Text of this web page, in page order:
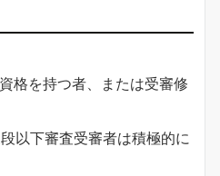
格を持つ者、または受審修
以下審査受審者は積極的に